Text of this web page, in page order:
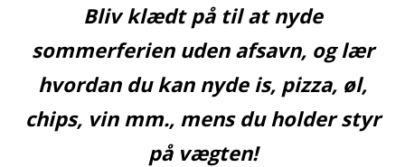
Bliv klædt på til at nyde
sommerferien uden afsavn, og lær
hvordan du kan nyde is, pizza, øl,
chips, vin mm., mens du holder styr
på vægten!